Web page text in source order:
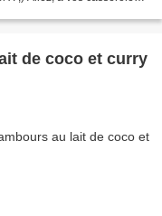
de coco et curry